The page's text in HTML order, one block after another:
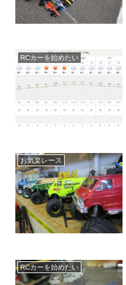
RCカーを始めたい
お気楽レース
RCカーを始めたい